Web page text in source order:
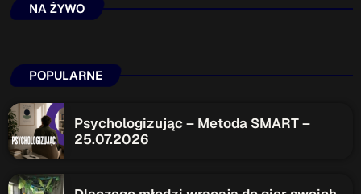
NA ŻYWO
POPULARNE
Psychologizując – Metoda SMART –
25.07.2026